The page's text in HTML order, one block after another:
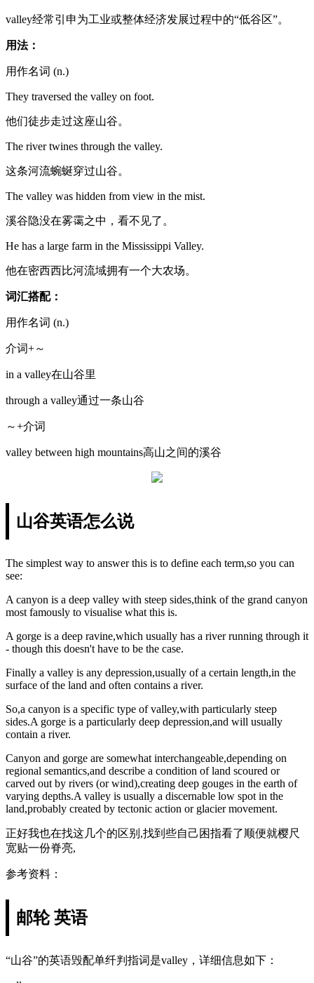
valley经常引申为工业或整体经济发展过程中的“低谷区”。
用法：
用作名词 (n.)
They traversed the valley on foot.
他们徒步走过这座山谷。
The river twines through the valley.
这条河流蜿蜒穿过山谷。
The valley was hidden from view in the mist.
溪谷隐没在雾霭之中，看不见了。
He has a large farm in the Mississippi Valley.
他在密西西比河流域拥有一个大农场。
词汇搭配：
用作名词 (n.)
介词+～
in a valley在山谷里
through a valley通过一条山谷
～+介词
valley between high mountains高山之间的溪谷
山谷英语怎么说
The simplest way to answer this is to define each term,so you can
see:
A canyon is a deep valley with steep sides,think of the grand canyon
most famously to visualise what this is.
A gorge is a deep ravine,which usually has a river running through it
- though this doesn't have to be the case.
Finally a valley is any depression,usually of a certain length,in the
surface of the land and often contains a river.
So,a canyon is a specific type of valley,with particularly steep
sides.A gorge is a particularly deep depression,and will usually
contain a river.
Canyon and gorge are somewhat interchangeable,depending on
regional semantics,and describe a condition of land scoured or
carved out by rivers (or wind),creating deep gouges in the earth of
varying depths.A valley is usually a discernable low spot in the
land,probably created by tectonic action or glacier movement.
正好我也在找这几个的区别,找到些自己困指看了顺便就樱尺
宽贴一份脊亮,
参考资料：
邮轮 英语
“山谷”的英语毁配单纤判指词是valley，详细信息如下：